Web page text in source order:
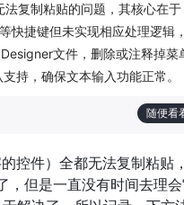
复制粘贴的问题，其核心在于
快捷键但未实现相应处理逻辑
文件，删除或注释掉菜
持，确保文本输入功能正常。
随便看
控件）全都无法复制粘贴
，但是一直没有时间去理